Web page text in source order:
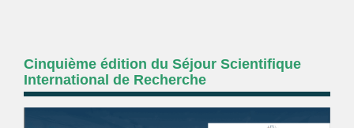
Cinquième édition du Séjour Scientifique
International de Recherche